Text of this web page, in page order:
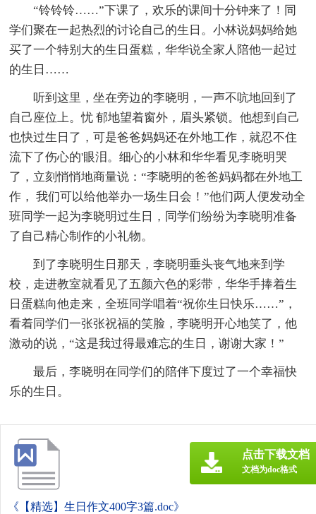
“铃铃铃……”下课了，欢乐的课间十分钟来了！同
学们聚在一起热烈的讨论自己的生日。小林说妈妈给她
买了一个特别大的生日蛋糕，华华说全家人陪他一起过
的生日……
听到这里，坐在旁边的李晓明，一声不吭地回到了
自己座位上。忧 郁地望着窗外，眉头紧锁。他想到自己
也快过生日了，可是爸爸妈妈还在外地工作，就忍不住
流下了伤心的'眼泪。细心的小林和华华看见李晓明哭
了，立刻悄悄地商量说：“李晓明的爸爸妈妈都在外地工
作， 我们可以给他举办一场生日会！”他们两人便发动全
班同学一起为李晓明过生日，同学们纷纷为李晓明准备
了自己精心制作的小礼物。
到了李晓明生日那天，李晓明垂头丧气地来到学
校，走进教室就看见了五颜六色的彩带，华华手捧着生
日蛋糕向他走来，全班同学唱着“祝你生日快乐……”，
看着同学们一张张祝福的笑脸，李晓明开心地笑了，他
激动的说，“这是我过得最难忘的生日，谢谢大家！”
最后，李晓明在同学们的陪伴下度过了一个幸福快
乐的生日。
《【精选】生日作文400字3篇.doc》
点击下载文档
文档为doc格式